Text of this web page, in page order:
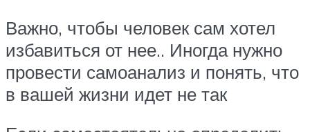
Важно, чтобы человек сам хотел
избавиться от нее.. Иногда нужно
провести самоанализ и понять, что
в вашей жизни идет не так